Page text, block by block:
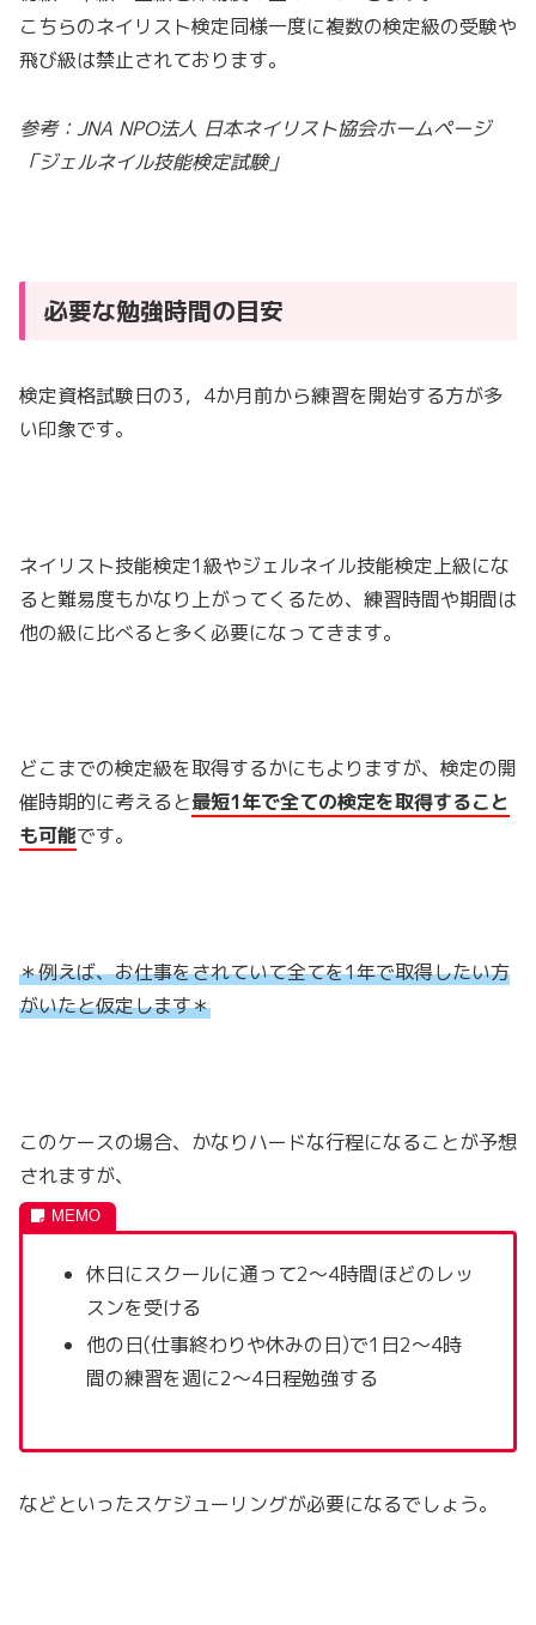
こちらのネイリスト検定同様一度に複数の検定級の受験や
飛び級は禁止されております。
参考：JNA NPO法人 日本ネイリスト協会ホームページ
「ジェルネイル技能検定試験」
必要な勉強時間の目安
検定資格試験日の3，4か月前から練習を開始する方が多
い印象です。
ネイリスト技能検定1級やジェルネイル技能検定上級にな
ると難易度もかなり上がってくるため、練習時間や期間は
他の級に比べると多く必要になってきます。
どこまでの検定級を取得するかにもよりますが、検定の開
催時期的に考えると最短1年で全ての検定を取得すること
も可能です。
＊例えば、お仕事をされていて全てを1年で取得したい方
がいたと仮定します＊
このケースの場合、かなりハードな行程になることが予想
されますが、
休日にスクールに通って2～4時間ほどのレッ
スンを受ける
他の日(仕事終わりや休みの日)で1日2～4時
間の練習を週に2～4日程勉強する
などといったスケジューリングが必要になるでしょう。